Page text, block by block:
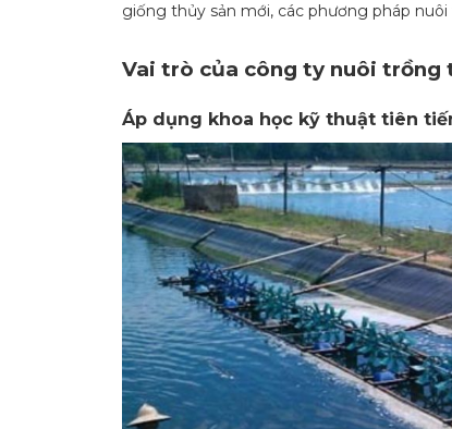
giống thủy sản mới, các phương pháp
Vai trò của công ty nuôi trồng
Áp dụng khoa học kỹ thuật tiên